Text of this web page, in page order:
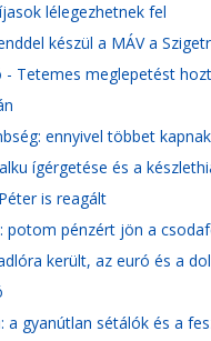
lélegezhetnek fel
készül a MÁV a
Tetemes meglepetést
ennyivel többet
ígérgetése és a
is reagált
pénzért jön a
került, az euró és a
gyanútlan sétálók és a